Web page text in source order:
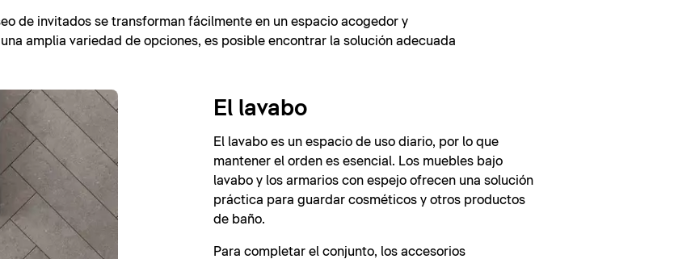
de invitados se transforman fácilmente en un espacio acogedor y
amplia variedad de opciones, es posible encontrar la solución adecuada
El lavabo
El lavabo es un espacio de uso diario, por lo que
mantener el orden es esencial. Los muebles bajo
lavabo y los armarios con espejo ofrecen una solución
práctica para guardar cosméticos y otros productos
de baño.
Para completar el conjunto, los accesorios